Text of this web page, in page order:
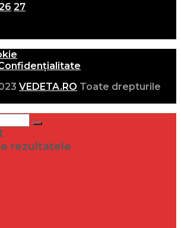
27
VEDETA.RO Toate drepturile
rezultatele